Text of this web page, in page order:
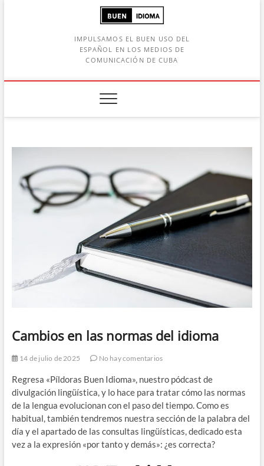
IMPULSAMOS EL BUEN USO DEL
ESPAÑOL EN LOS MEDIOS DE
COMUNICACIÓN DE CUBA
Cambios en las normas del idioma
14 de julio de 2025 No hay comentarios
Regresa «Píldoras Buen Idioma», nuestro pódcast de
divulgación lingüística, y lo hace para tratar cómo las normas
de la lengua evolucionan con el paso del tiempo. Como es
habitual, también tendremos nuestra sección de la palabra del
día y el apartado de las consultas lingüísticas, dedicado esta
vez a la expresión «por tanto y demás»: ¿es correcta?